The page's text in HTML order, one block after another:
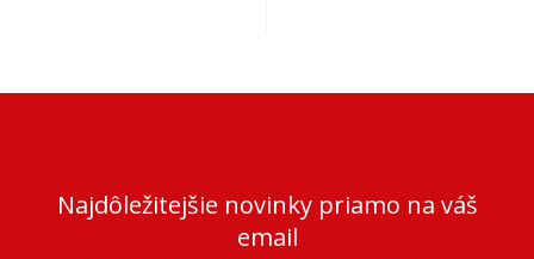
Najdôležitejšie novinky priamo na váš
email